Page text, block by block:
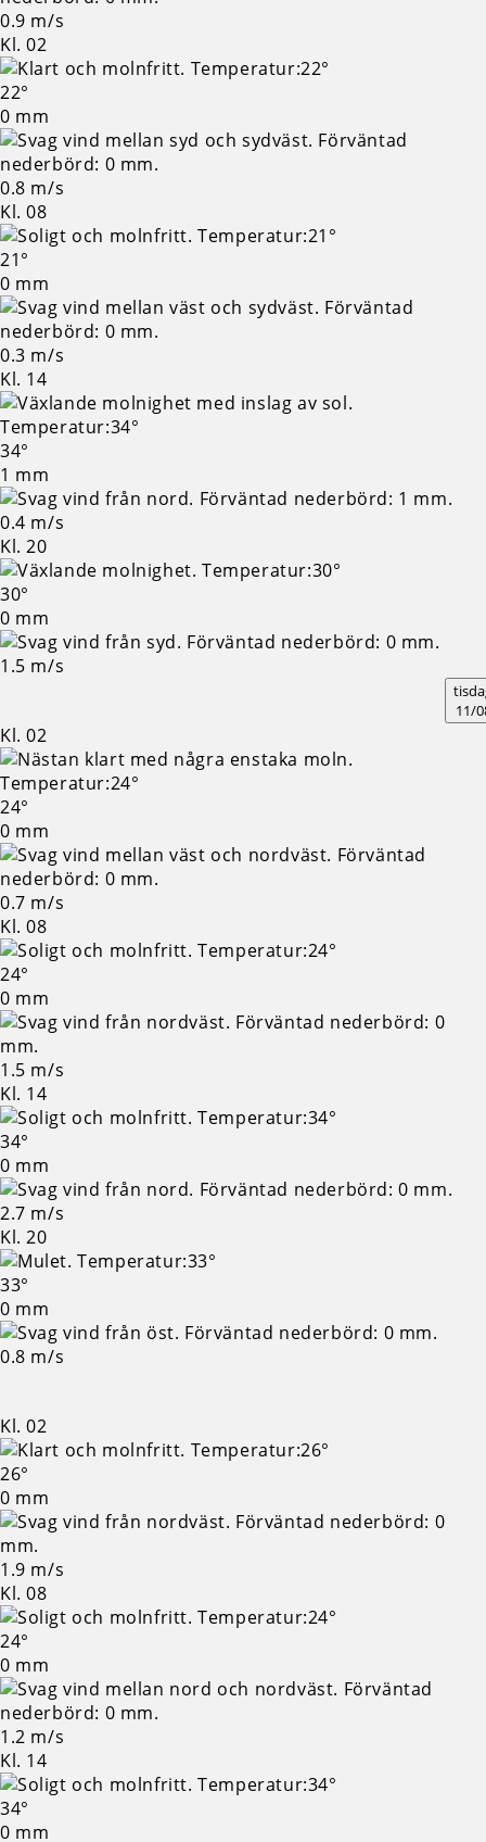
0.9 m/s
Kl. 02
22°
0 mm
0.8 m/s
Kl. 08
21°
0 mm
0.3 m/s
Kl. 14
34°
1 mm
0.4 m/s
Kl. 20
30°
0 mm
1.5 m/s
11/
Kl. 02
24°
0 mm
0.7 m/s
Kl. 08
24°
0 mm
1.5 m/s
Kl. 14
34°
0 mm
2.7 m/s
Kl. 20
33°
0 mm
0.8 m/s
Kl. 02
26°
0 mm
1.9 m/s
Kl. 08
24°
0 mm
1.2 m/s
Kl. 14
34°
0 mm